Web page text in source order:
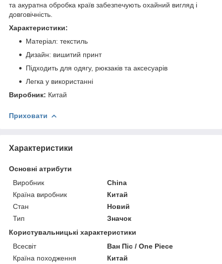
та акуратна обробка країв забезпечують охайний вигляд і
довговічність.
Характеристики:
Матеріал: текстиль
Дизайн: вишитий принт
Підходить для одягу, рюкзаків та аксесуарів
Легка у використанні
Виробник: Китай
Приховати
Характеристики
Основні атрибути
Виробник
China
Країна виробник
Китай
Стан
Новий
Тип
Значок
Користувальницькі характеристики
Всесвіт
Ван Піс / One Piece
Країна походження
Китай